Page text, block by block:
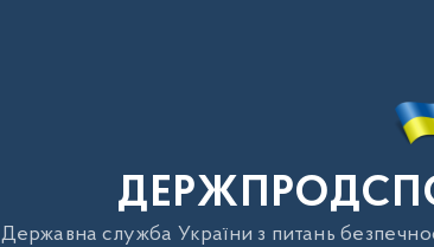
Державна служба України з питань